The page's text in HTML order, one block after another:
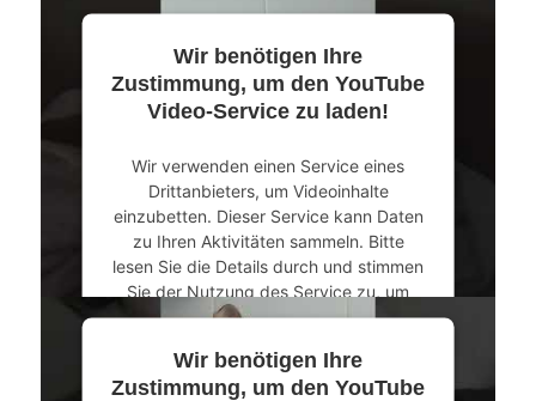
dieses Video anzusehen.
Mehr Informationen
powered byUsercentrics Consent
Management Platform&eRecht24
Wir benötigen Ihre
Zustimmung, um den YouTube
Video-Service zu laden!
Wir verwenden einen Service eines
Drittanbieters, um Videoinhalte
einzubetten. Dieser Service kann Daten
zu Ihren Aktivitäten sammeln. Bitte
lesen Sie die Details durch und stimmen
Sie der Nutzung des Service zu, um
dieses Video anzusehen.
Mehr Informationen
Wir benötigen Ihre
Zustimmung, um den YouTube